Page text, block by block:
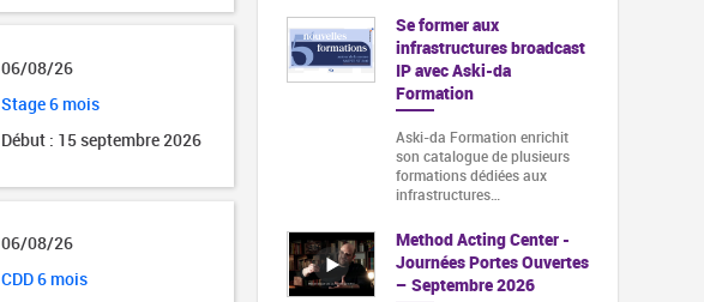
06/08/26
Stage 6 mois
Début : 15 septembre 2026
06/08/26
CDD 6 mois
Se former aux
infrastructures broadcast
IP avec Aski-da
Formation
Aski-da Formation enrichit
son catalogue de plusieurs
formations dédiées aux
infrastructures…
Method Acting Center -
Journées Portes Ouvertes
– Septembre 2026